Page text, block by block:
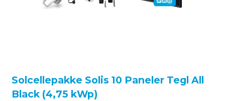
Solcellepakke Solis 10 Paneler Tegl All
Black (4,75 kWp)